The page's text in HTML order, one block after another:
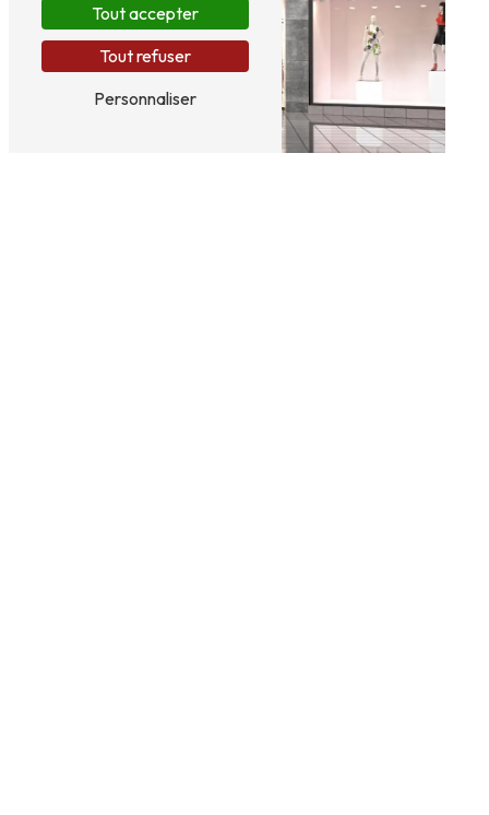
Tout accepter
Tout refuser
Personnaliser